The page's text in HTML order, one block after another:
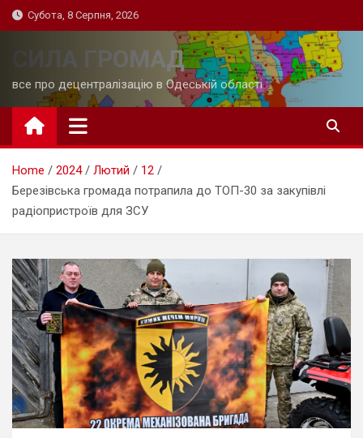
Skip
to
Субота, 8 Серпня, 2026
СИЛА ГРОМАД
все про децентралізацію в Одеській області
Home 2024 Лютий
12
Березівська громада потрапила до ТОП-30 за закупівлі
радіопристроїв для ЗСУ